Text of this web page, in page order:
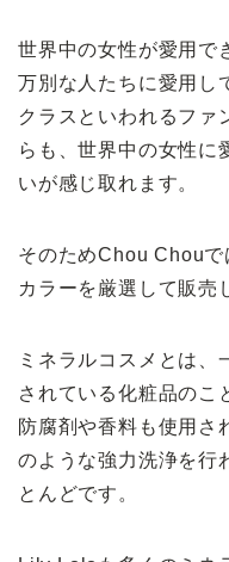
世界中の女性が愛用で
万別な人たちに愛用し
クラスといわれるファ
らも、世界中の女性に
いが感じ取れます。
そのためChou Chou
カラーを厳選して販売
ミネラルコスメとは、
されている化粧品のこ
防腐剤や香料も使用さ
のような強力洗浄を行
とんどです。